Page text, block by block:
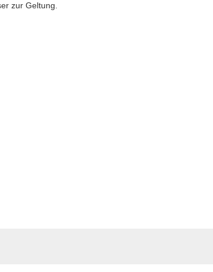
zur Geltung.